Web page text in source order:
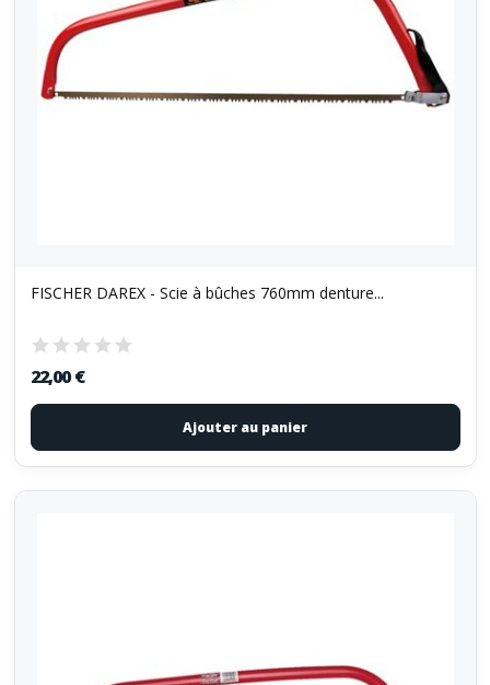
FISCHER DAREX - Scie à bûches 760mm denture...
22,00 €
Ajouter au panier